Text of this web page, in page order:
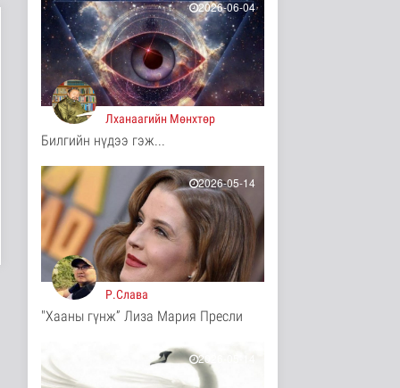
МҮОНРТ-ийн Үндэсний
зөвлөлийн даргаар
Н.Монсор д..
Нийгэм
4 цаг 46 минутын өмнө
АНУ полисиликон
бүтээгдэхүүнд 15
Дэлхийд
4 цаг 51 минутын өмнө
Торгоны замын цуваа
6000 гаруй километр
зам туул..
Байгаль орчин
4 цаг 54 минутын өмнө
"ДЦС-3” ТӨХК-ийн нэн
“Турбингенерат..
Улс төр
4 цаг 9 минутын өмнө
2026-06-04
Лханаагийн Мөнхтөр
Билгийн нүдээ гэж...
2026-05-14
Р.Слава
"Хааны гүнж” Лиза Мария Пресли
2026-05-14